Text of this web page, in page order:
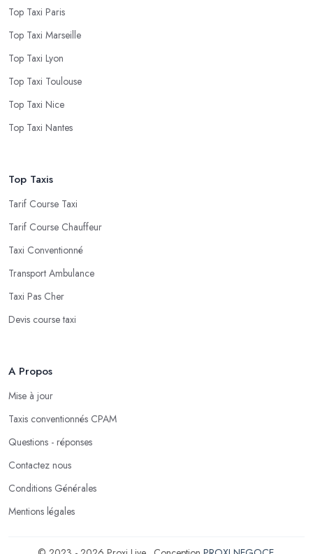
Top Taxi Paris
Top Taxi Marseille
Top Taxi Lyon
Top Taxi Toulouse
Top Taxi Nice
Top Taxi Nantes
Top Taxis
Tarif Course Taxi
Tarif Course Chauffeur
Taxi Conventionné
Transport Ambulance
Taxi Pas Cher
Devis course taxi
A Propos
Mise à jour
Taxis conventionnés CPAM
Questions - réponses
Contactez nous
Conditions Générales
Mentions légales